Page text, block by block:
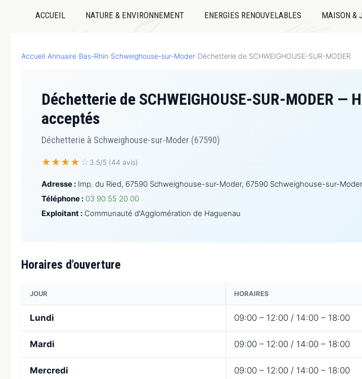
ACCUEIL NATURE & ENVIRONNEMENT ENERGIES RENOUVELABLES MAISON &
Accueil›Annuaire›Bas-Rhin›Schweighouse-sur-Moder›Déchetterie de SCHWEIGHOUSE-SUR-MODER
Déchetterie de SCHWEIGHOUSE-SUR-MODER
acceptés
Déchetterie à Schweighouse-sur-Moder (67590)
★★★★ ☆ 3.5/5 (44 avis)
Adresse : Imp. du Ried, 67590 Schweighouse-sur-Moder, 67590 Schweighouse-sur-Moder
Téléphone : 03 90 55 20 00
Exploitant : Communauté d'Agglomération de Haguenau
Horaires d'ouverture
JOUR HORAIRES
Lundi 09:00 – 12:00 / 14:00 – 18:00
Mardi 09:00 – 12:00 / 14:00 – 18:00
Mercredi 09:00 – 12:00 / 14:00 – 18:00